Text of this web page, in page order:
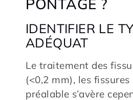
PONTAGE ?
IDENTIFIER LE
ADÉQUAT
Le traitement des
(<0,2 mm), les
préalable s’avère